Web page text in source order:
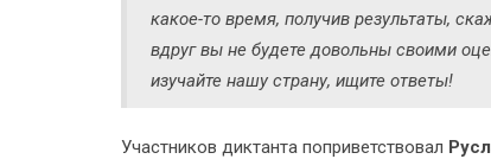
какое-то время, получив результаты,
вдруг вы не будете довольны своими
изучайте нашу страну, ищите ответы!
Участников диктанта поприветствовал